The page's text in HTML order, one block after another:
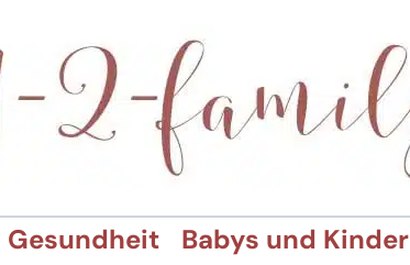
Gesundheit Babys und Kinder